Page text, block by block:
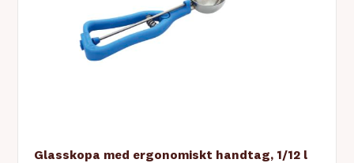
Glasskopa med ergonomiskt handtag, 1/12 l